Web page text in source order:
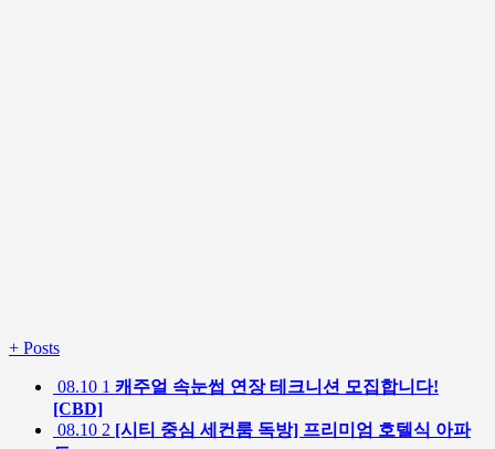
+ Posts
08.10 1 캐주얼 속눈썹 연장 테크니션 모집합니다!
[CBD]
08.10 2 [시티 중심 세컨룸 독방] 프리미엄 호텔식 아파